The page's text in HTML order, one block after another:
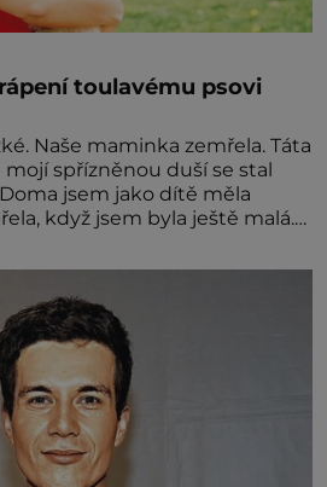
toulavému psovi
Naše maminka zemřela. Táta
spřízněnou duší se stal
jsem jako dítě měla
když jsem byla ještě malá.
chodila do školy u nás na
protože